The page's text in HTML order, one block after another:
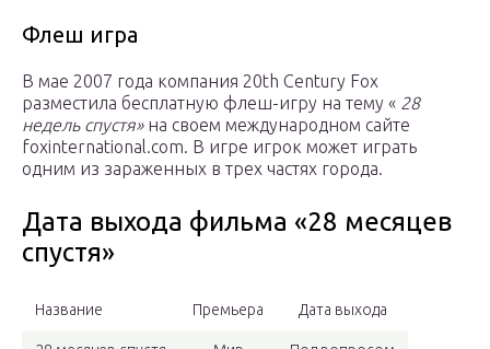
Флеш игра
В мае 2007 года компания 20th Century Fox
разместила бесплатную флеш-игру на тему « 28
недель спустя»на своем международном сайте
foxinternational.com. В игре игрок может играть
одним из зараженных в трех частях города.
Дата выхода фильма «28 месяцев
спустя»
Название Премьера Дата выхода